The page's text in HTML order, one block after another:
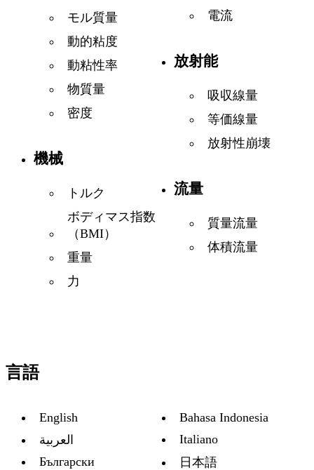
モル質量
動的粘度
動粘性率
物質量
密度
機械
トルク
ボディマス指数
（BMI）
重量
力
電流
放射能
吸収線量
等価線量
放射性崩壊
流量
質量流量
体積流量
言語
English
العربية
Български
Bahasa Indonesia
Italiano
日本語